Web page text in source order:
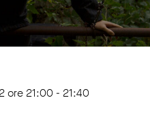
ore 21:00 - 21:40